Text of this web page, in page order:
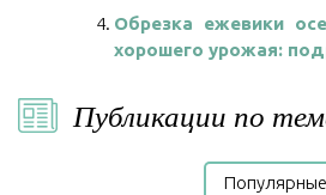
Обрезка ежевики
хорошего урожая:
Публикации по
Популярные